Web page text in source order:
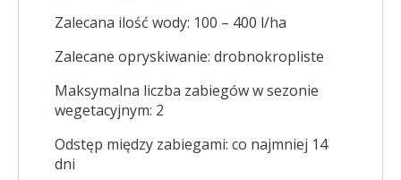
Zalecana ilość wody: 100 – 400 l/ha
Zalecane opryskiwanie: drobnokropliste
Maksymalna liczba zabiegów w sezonie
wegetacyjnym: 2
Odstęp między zabiegami: co najmniej 14
dni